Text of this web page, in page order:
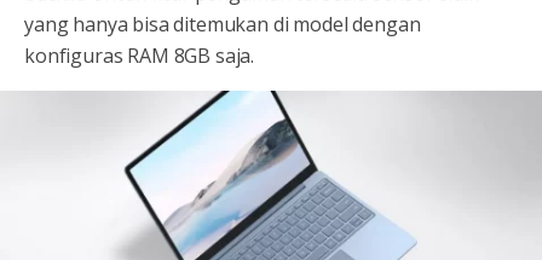
yang hanya bisa ditemukan di model dengan
konfiguras RAM 8GB saja.